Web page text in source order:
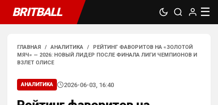
BRITBALL ☰
ГЛАВНАЯ / АНАЛИТИКА /
РЕЙТИНГ ФАВОРИТОВ НА «ЗОЛОТОЙ
МЯЧ» — 2026: НОВЫЙ ЛИДЕР ПОСЛЕ ФИНАЛА ЛИГИ ЧЕМПИОНОВ И
ВЗЛЕТ ОЛИСЕ
АНАЛИТИКА 2026-06-03, 16:40